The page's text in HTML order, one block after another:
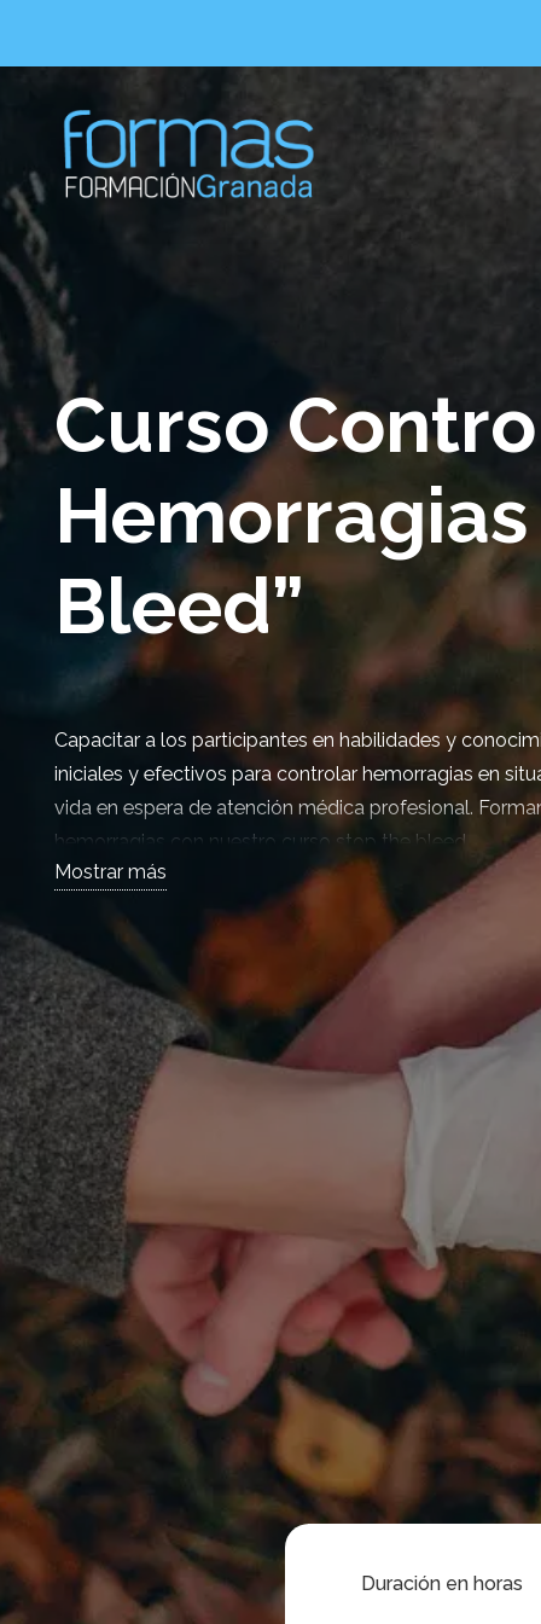
Curso
Hemorragias
Bleed”
Capacitar a los participantes en habilidades y
iniciales y efectivos para controlar hemorragias en
vida en espera de atención médica profesional.
hemorragias con nuestro curso stop the bleed.
Mostrar más
info@formasgranada.com
Duración en horas